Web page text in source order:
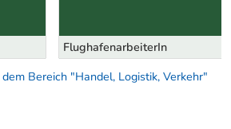
FlughafenarbeiterIn
Bereich "Handel, Logistik, Verkehr"